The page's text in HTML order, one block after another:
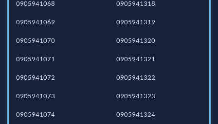
0905941068
0905941069
0905941070
0905941071
0905941072
0905941073
0905941074
0905941318
0905941319
0905941320
0905941321
0905941322
0905941323
0905941324